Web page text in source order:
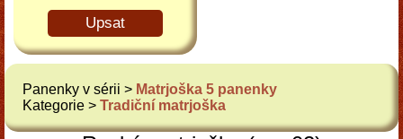
Upsat
Panenky v sérii > Matrjoška 5 panenky
Kategorie > Tradiční matrjoška